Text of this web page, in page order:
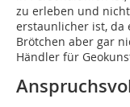
zu erleben und
erstaunlicher ist, da
Brötchen aber gar
Händler für